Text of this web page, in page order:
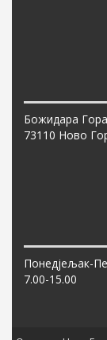
Божидара
73110 Ново
Понедјељак-
7.00-15.00